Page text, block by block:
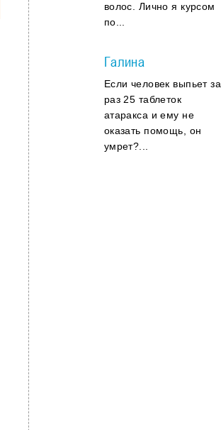
волос. Лично я курсом
по...
Галина
Если человек выпьет за
раз 25 таблеток
атаракса и ему не
оказать помощь, он
умрет?...